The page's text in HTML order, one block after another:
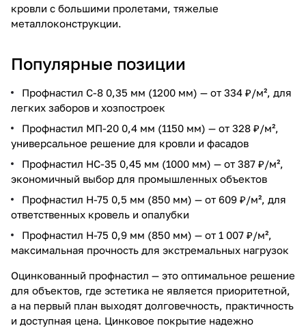
кровли с большими пролетами, тяжелые
металлоконструкции.
Популярные позиции
Профнастил С-8 0,35 мм (1200 мм) — от 334 ₽/м², для
легких заборов и хозпостроек
Профнастил МП-20 0,4 мм (1150 мм) — от 328 ₽/м²,
универсальное решение для кровли и фасадов
Профнастил НС-35 0,45 мм (1000 мм) — от 387 ₽/м²,
экономичный выбор для промышленных объектов
Профнастил Н-75 0,5 мм (850 мм) — от 609 ₽/м², для
ответственных кровель и опалубки
Профнастил Н-75 0,9 мм (850 мм) — от 1 007 ₽/м²,
максимальная прочность для экстремальных нагрузок
Оцинкованный профнастил — это оптимальное решение
для объектов, где эстетика не является приоритетной,
а на первый план выходят долговечность, практичность
и доступная цена. Цинковое покрытие надежно